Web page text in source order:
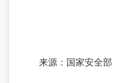
来源：国家安全部